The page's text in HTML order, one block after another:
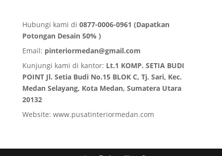
Hubungi kami di 0877-0006-0961 (Dapatkan
Potongan Desain 50% )
Email: pinteriormedan@gmail.com
Kunjungi kami di kantor: Lt.1 KOMP. SETIA BUDI
POINT Jl. Setia Budi No.15 BLOK C, Tj. Sari, Kec.
Medan Selayang, Kota Medan, Sumatera Utara
20132
Website: www.pusatinteriormedan.com